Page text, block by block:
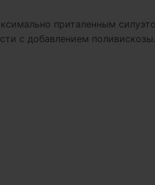
приталенным
с добавлением поливискозы.